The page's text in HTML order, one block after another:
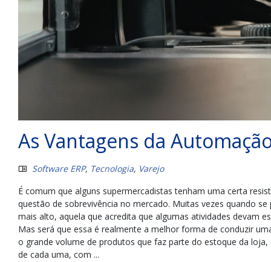
As Vantagens da
Software ERP, Tecnologia, Varejo
É comum que alguns supermercadistas tenham uma certa
questão de sobrevivência no mercado. Muitas vezes quando
mais alto, aquela que acredita que algumas atividades devam
Mas será que essa é realmente a melhor forma de conduzir
o grande volume de produtos que faz parte do estoque da
de cada uma, com ...